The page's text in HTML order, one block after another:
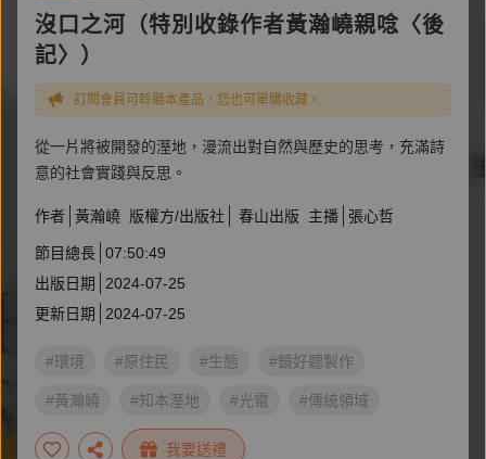
沒口之河（特別收錄作者黃瀚嶢親唸〈後
記〉）
訂閱會員可聆聽本產品，您也可單購收藏。
從一片將被開發的溼地，漫流出對自然與歷史的思考，充滿詩
意的社會實踐與反思。
作者 黃瀚嶢 版權方/出版社 春山出版 主播 張心哲
節目總長 07:50:49
出版日期
2024-07-25
更新日期
2024-07-25
#環境 #原住民 #生態 #鏡好聽製作
#黃瀚嶢 #知本溼地 #光電 #傳統領域
#春山 #土地開發
我要送禮